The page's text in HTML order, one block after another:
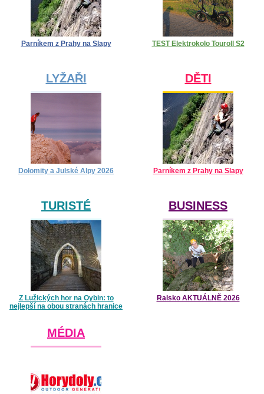
Parníkem z Prahy na Slapy TEST Elektrokolo Touroll S2
LYŽAŘI
Dolomity a Julské Alpy 2026
DĚTI
Parníkem z Prahy na Slapy
TURISTÉ
Z Lužických hor na Oybin: to
nejlepší na obou stranách hranice
BUSINESS
Ralsko AKTUÁLNĚ 2026
MÉDIA